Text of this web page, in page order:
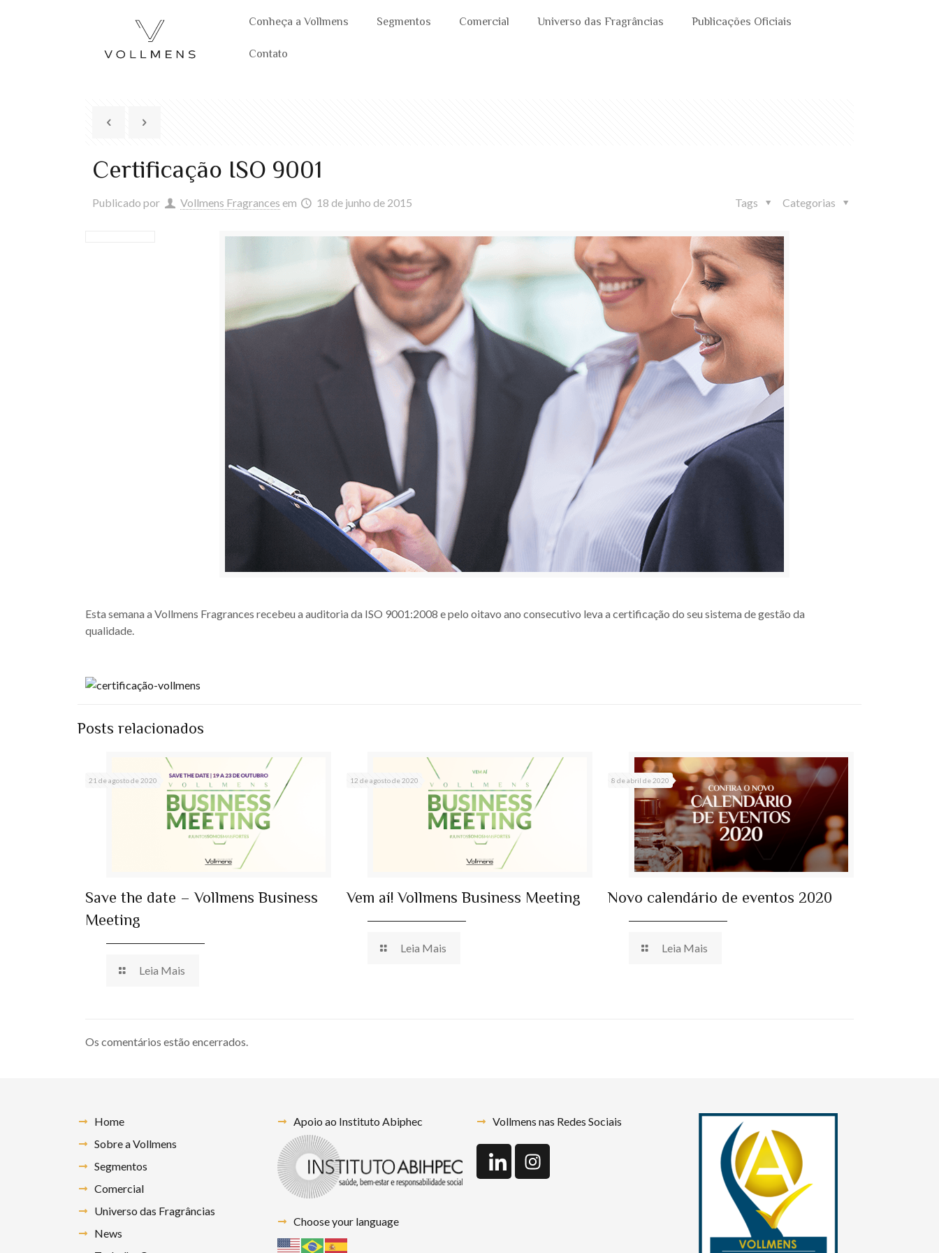
Conheça a Vollmens Segmentos Comercial Universo das Fragrâncias
Publicações Oficiais
Contato
Certificação ISO 9001
Publicado por Vollmens Fragrances em 18 de junho de 2015 Categorias
Tags
Esta semana a Vollmens Fragrances recebeu a auditoria da ISO 9001:2008 e pelo oitavo ano consecutivo leva a certificação do seu sistema de gestão da
qualidade.
Posts relacionados
21 de agosto de 2020
Save the date – Vollmens Business
Meeting
Leia Mais
12 de agosto de 2020
Vem aí! Vollmens Business Meeting
Leia Mais
8 de abril de 2020
Novo calendário de eventos 2020
Leia Mais
Os comentários estão encerrados.
Home
Sobre a Vollmens
Segmentos
Comercial
Universo das Fragrâncias
News
Apoio ao Instituto Abiphec
Choose your language
Vollmens nas Redes Sociais